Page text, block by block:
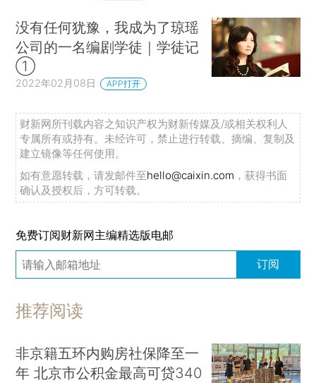
没有任何犹豫，我成为了琼瑶
公司的一名编剧学徒｜学徒记
①
2022年02月08日 APP打开
财新网所刊载内容之知识产权为财新传媒及/或相关权利人
专属所有或持有。未经许可，禁止进行转载、摘编、复制及
建立镜像等任何使用。
如有意愿转载，请发邮件至hello@caixin.com ，获得书面
确认及授权后，方可转载。
免费订阅财新网主编精选版电邮
订阅
推荐阅读
非京籍五环内购房社保降至一
年 北京市公积金最高可贷340